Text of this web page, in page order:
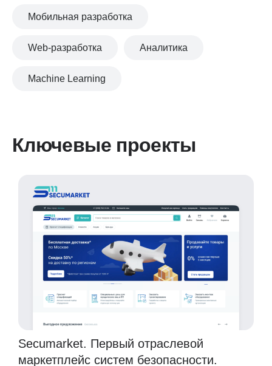
Мобильная разработка
Web-разработка Аналитика
Machine Learning
Ключевые проекты
Secumarket. Первый отраслевой
маркетплейс систем безопасности.